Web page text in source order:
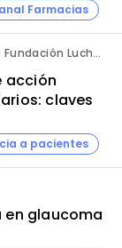
Farmacias
Diana Hernández. Investigadora de la Fundación Lucha contra las Infecciones y del Hospital Germans Trias i Pujol.
acción
claves
a pacientes
en glaucoma